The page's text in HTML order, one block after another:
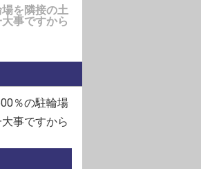
を隣接の土
事ですから
％の駐輪場
事ですから